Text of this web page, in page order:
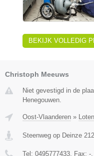
BEKIJK VOLLEDIG
Christoph Meeuws
Niet gevestigd in de
Henegouwen.
Oost-Vlaanderen »
Steenweg op Deinze 212
Tel: 0495777433 , Fax: -